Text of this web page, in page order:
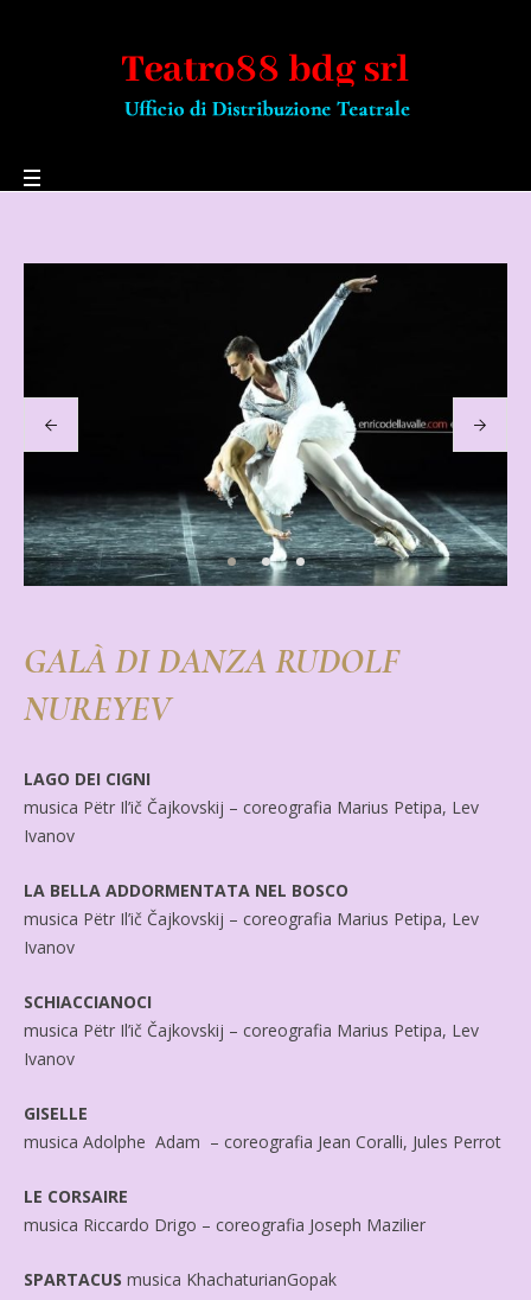
GALÀ DI DANZA RUDOLF
NUREYEV
LAGO DEI CIGNI
musica Pëtr Il’ič Čajkovskij – coreografia Marius Petipa, Lev
Ivanov
LA BELLA ADDORMENTATA NEL BOSCO
musica Pëtr Il’ič Čajkovskij – coreografia Marius Petipa, Lev
Ivanov
SCHIACCIANOCI
musica Pëtr Il’ič Čajkovskij – coreografia Marius Petipa, Lev
Ivanov
GISELLE
musica Adolphe Adam – coreografia Jean Coralli, Jules Perrot
LE CORSAIRE
musica Riccardo Drigo – coreografia Joseph Mazilier
SPARTACUS musica KhachaturianGopak